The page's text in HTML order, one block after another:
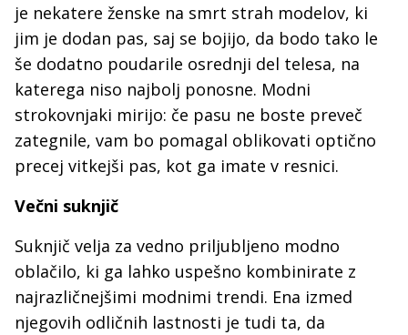
je nekatere ženske na smrt strah modelov, ki
jim je dodan pas, saj se bojijo, da bodo tako le
še dodatno poudarile osrednji del telesa, na
katerega niso najbolj ponosne. Modni
strokovnjaki mirijo: če pasu ne boste preveč
zategnile, vam bo pomagal oblikovati optično
precej vitkejši pas, kot ga imate v resnici.
Večni suknjič
Suknjič velja za vedno priljubljeno modno
oblačilo, ki ga lahko uspešno kombinirate z
najrazličnejšimi modnimi trendi. Ena izmed
njegovih odličnih lastnosti je tudi ta, da